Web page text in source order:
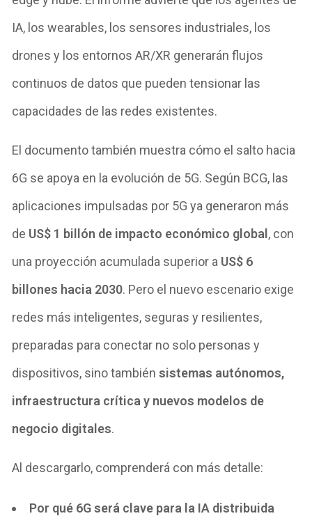
IA, los wearables, los sensores industriales, los
drones y los entornos AR/XR generarán flujos
continuos de datos que pueden tensionar las
capacidades de las redes existentes.
El documento también muestra cómo el salto hacia
6G se apoya en la evolución de 5G. Según BCG, las
aplicaciones impulsadas por 5G ya generaron más
de US$ 1 billón de impacto económico global, con
una proyección acumulada superior a US$ 6
billones hacia 2030. Pero el nuevo escenario exige
redes más inteligentes, seguras y resilientes,
preparadas para conectar no solo personas y
dispositivos, sino tambiénsistemas autónomos,
infraestructura crítica y nuevos modelos de
negocio digitales.
Al descargarlo, comprenderá con más detalle:
Por qué 6G será clave para la IA distribuida